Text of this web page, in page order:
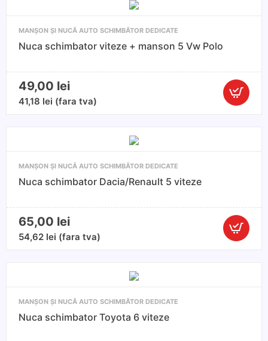
MANȘON ȘI NUCĂ AUTO SCHIMBĂTOR DEDICATE
Nuca schimbator viteze + manson 5 Vw Polo
49,00 lei
41,18 lei (fara tva)
Cantitate
Polo
MANȘON ȘI NUCĂ AUTO SCHIMBĂTOR DEDICATE
Nuca schimbator Dacia/Renault 5 viteze
65,00 lei
54,62 lei (fara tva)
Cantitate
MANȘON ȘI NUCĂ AUTO SCHIMBĂTOR DEDICATE
Nuca schimbator Toyota 6 viteze